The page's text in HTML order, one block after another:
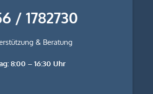
/ 1782730
& Beratung
8:00 – 16:30 Uhr